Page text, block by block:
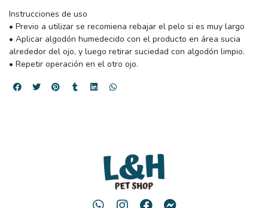
Instrucciones de uso
• Previo a utilizar se recomiena rebajar el pelo si es muy largo
• Aplicar algodón humedecido con el producto en área sucia
alrededor del ojo, y luego retirar suciedad con algodón limpio.
• Repetir operación en el otro ojo.